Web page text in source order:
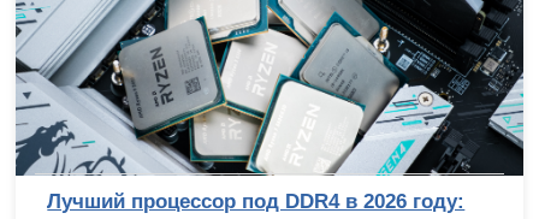
Лучший процессор под DDR4 в 2026 году: